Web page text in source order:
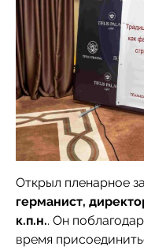
Открыл пленарное
германист,
к.п.н.. Он
время